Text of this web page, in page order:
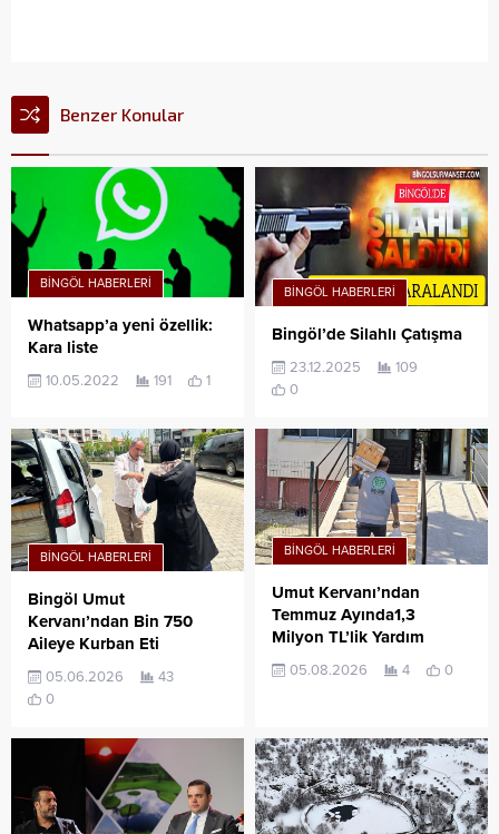
Benzer Konular
BINGÖL HABERLERI
Whatsapp’a yeni özellik:
Kara liste
10.05.2022 191 1
BINGÖL HABERLERI
Bingöl’de Silahlı Çatışma
23.12.2025
109
0
BINGÖL HABERLERI
Bingöl Umut
Kervanı’ndan Bin 750
Aileye Kurban Eti
05.06.2026
43
0
BINGÖL HABERLERI
Umut Kervanı’ndan
Temmuz Ayında1,3
Milyon TL’lik Yardım
05.08.2026 4 0